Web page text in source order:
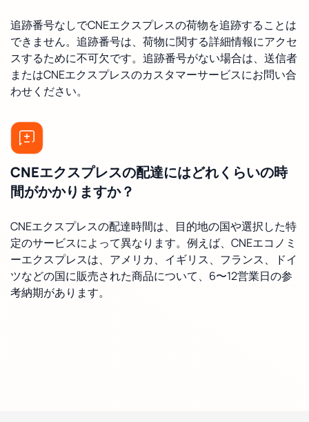
追跡番号なしでCNEエクスプレスの荷物を追跡することは
できません。追跡番号は、荷物に関する詳細情報にアクセ
スするために不可欠です。追跡番号がない場合は、送信者
またはCNEエクスプレスのカスタマーサービスにお問い合
わせください。
CNEエクスプレスの配達にはどれくらいの時
間がかかりますか？
CNEエクスプレスの配達時間は、目的地の国や選択した特
定のサービスによって異なります。例えば、CNEエコノミ
ーエクスプレスは、アメリカ、イギリス、フランス、ドイ
ツなどの国に販売された商品について、6〜12営業日の参
考納期があります。